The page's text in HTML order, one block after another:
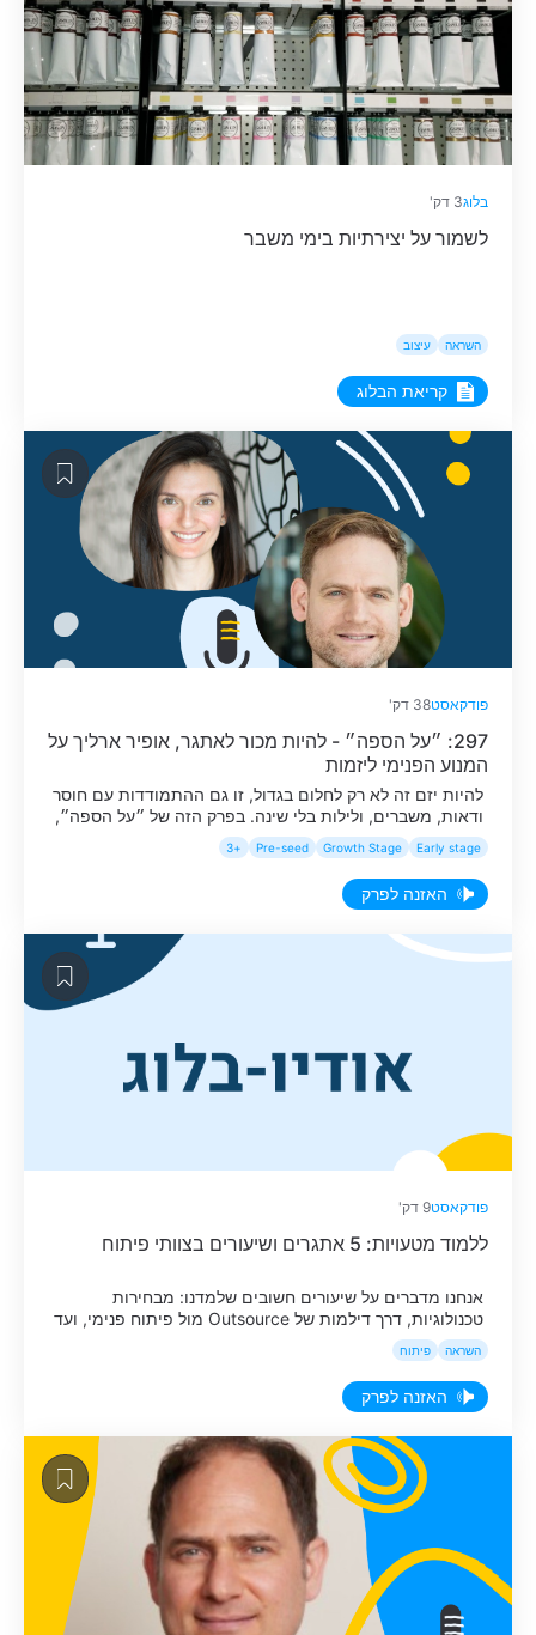
בלוג3 דק'
לשמור על יצירתיות בימי משבר
השראה עיצוב
קריאת הבלוג
פודקאסט38 דק'
297: ״על הספה״ - להיות מכור לאתגר, אופיר ארליך על
המנוע הפנימי ליזמות
להיות יזם זה לא רק לחלום בגדול, זו גם ההתמודדות עם חוסר
ודאות, משברים, ולילות בלי שינה. בפרק הזה של ״על הספה״,
סדרת שיחות שבה אנחנו מדברים על האספקטים
הפסיכולוגיים של יזמות - נועה מץ מארחת את אופיר ארליך,
מייסד-שותף ומנכ"ל EON, לשיחה על הדלק שמניע יזמים.
Early stage
Growth Stage
Pre-seed
+3
האזנה לפרק
פודקאסט9 דק'
ללמוד מטעויות: 5 אתגרים ושיעורים בצוותי פיתוח
אנחנו מדברים על שיעורים חשובים שלמדנו: מבחירות
טכנולוגיות, דרך דילמות של Outsource מול פיתוח פנימי, ועד
מבנה הצוותים, גיוס מפתחים ודוקומנטציה.
השראה פיתוח
האזנה לפרק